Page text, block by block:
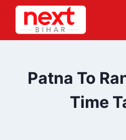
Skip
content
Patna To
Time